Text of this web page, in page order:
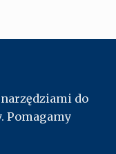
do
Pomagamy